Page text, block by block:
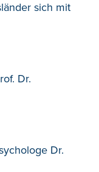
sich mit
Dr.
Dr.